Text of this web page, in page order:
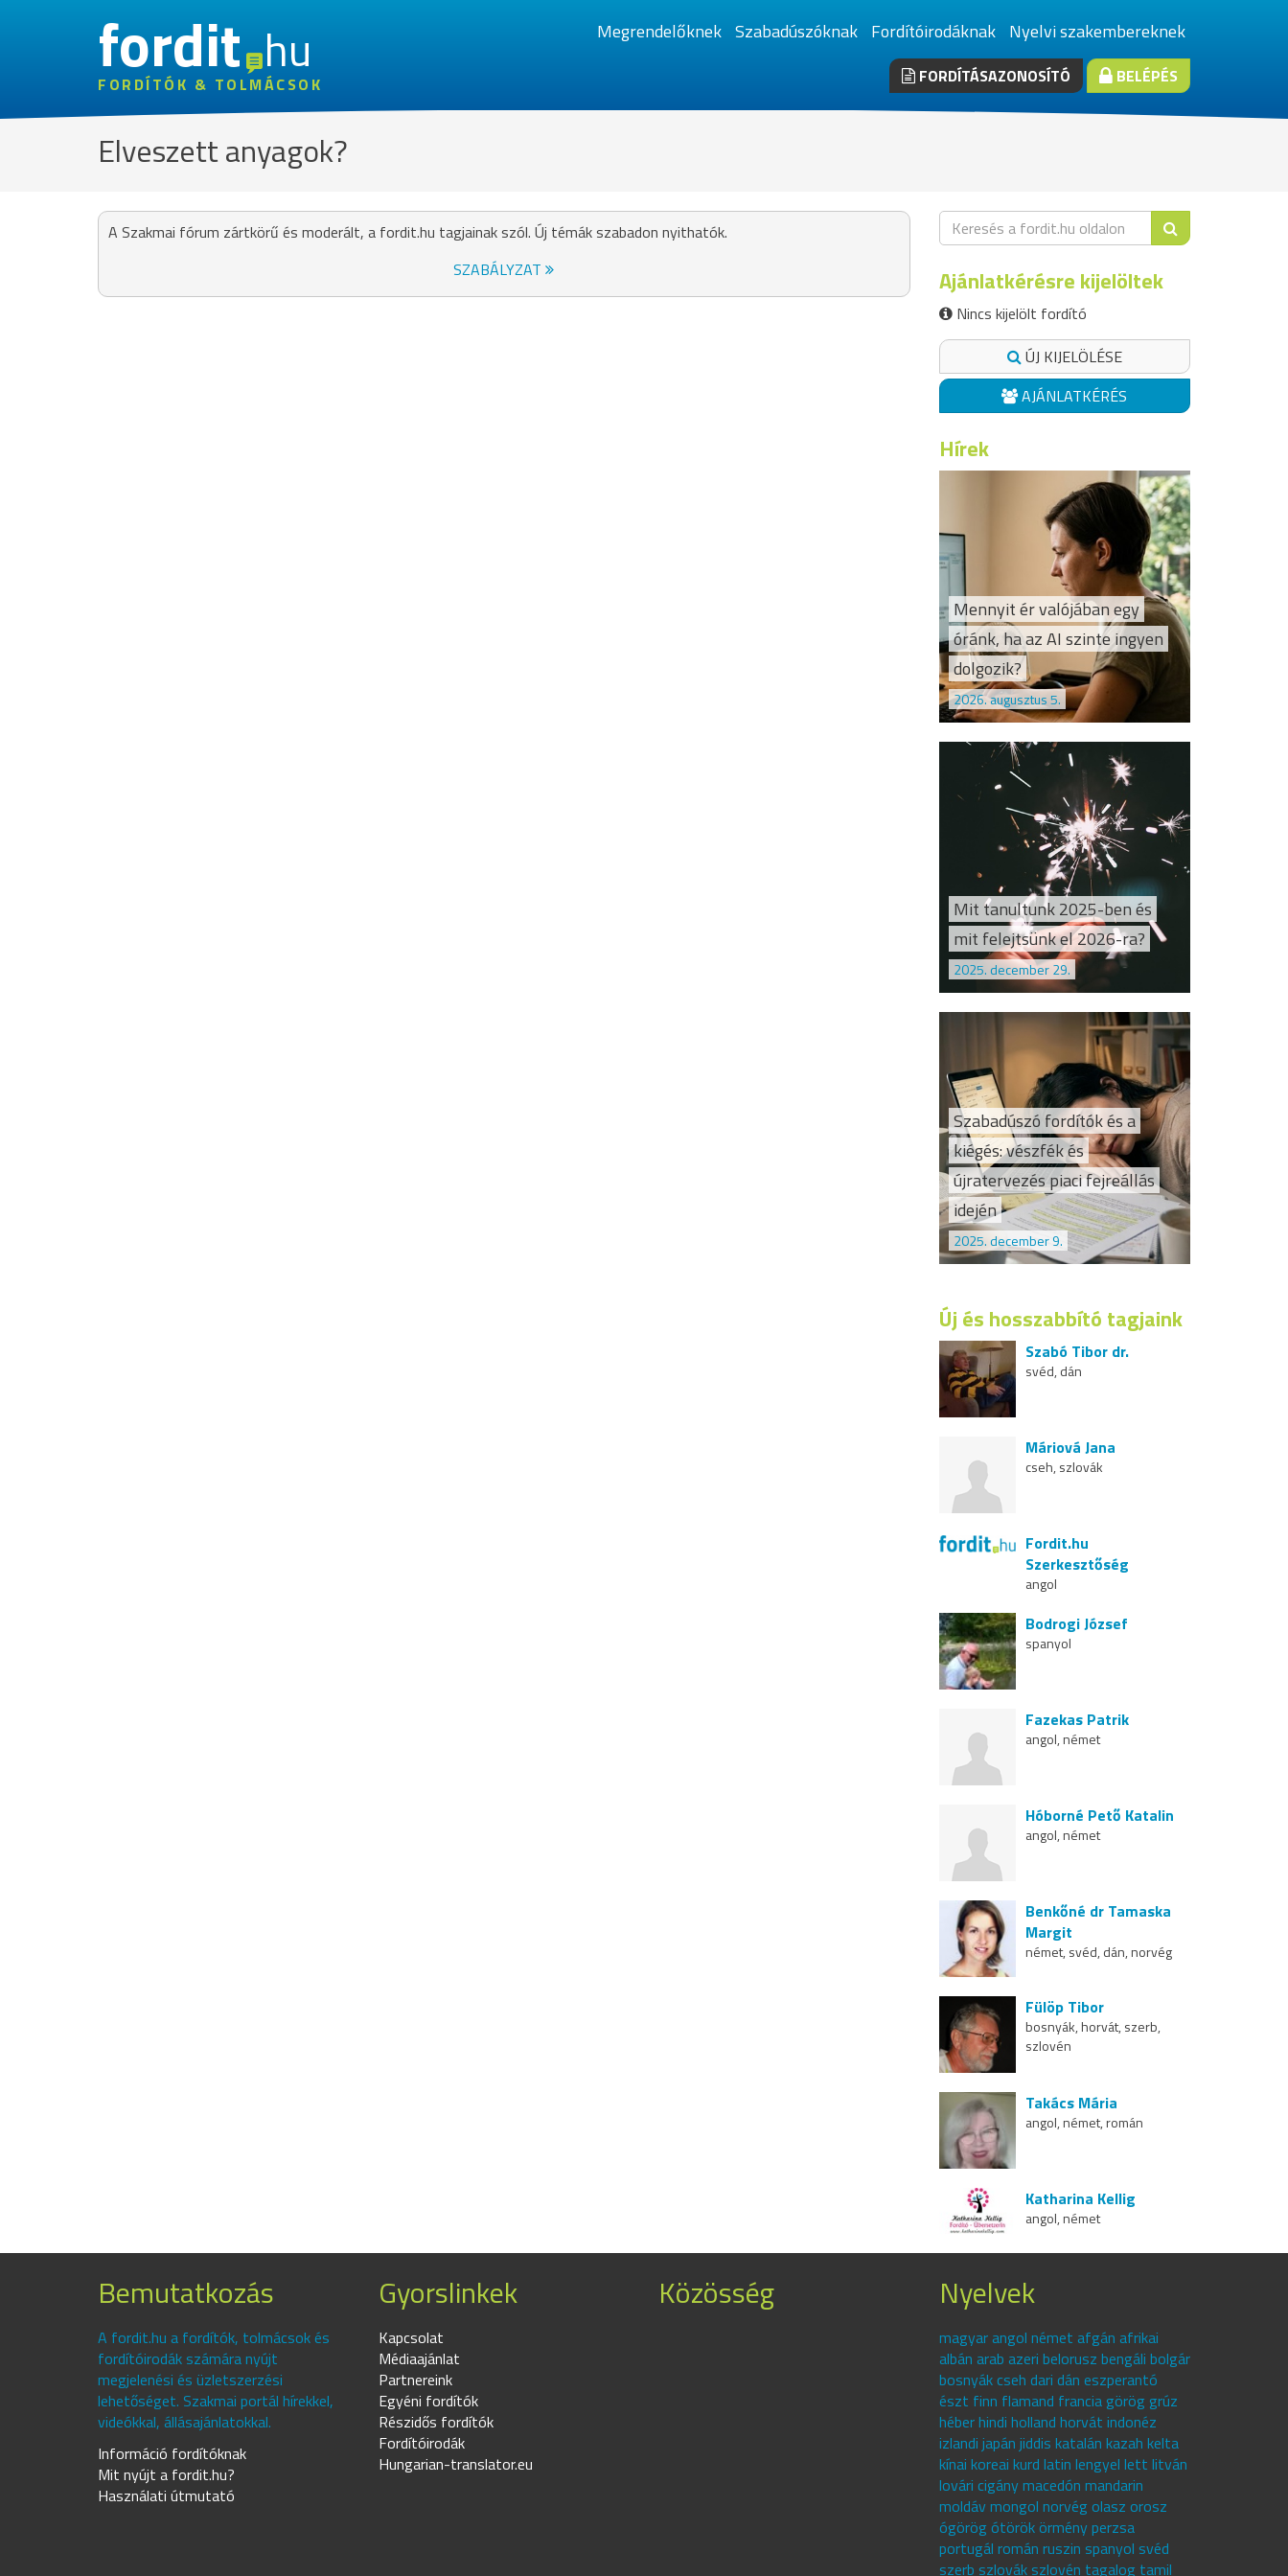
fordithu
FORDÍTÓK & TOLMÁCSOK
Megrendelőknek Szabadúszóknak Fordítóirodáknak Nyelvi szakembereknek
FORDÍTÁSAZONOSÍTÓ BELÉPÉS
Elveszett anyagok?
A Szakmai fórum zártkörű és moderált, a fordit.hu tagjainak szól. Új témák szabadon nyithatók.
SZABÁLYZAT
Ajánlatkérésre kijelöltek
Nincs kijelölt fordító
ÚJ KIJELÖLÉSE
AJÁNLATKÉRÉS
Hírek
Mennyit ér valójában egy
óránk, ha az AI szinte ingyen
dolgozik?
2026. augusztus 5.
Mit tanultunk 2025-ben és
mit felejtsünk el 2026-ra?
2025. december 29.
Szabadúszó fordítók és a
kiégés: vészfék és
újratervezés piaci fejreállás
idején
2025. december 9.
Új és hosszabbító tagjaink
Szabó Tibor dr.
svéd, dán
Máriová Jana
cseh, szlovák
Fordit.hu
Szerkesztőség
angol
Bodrogi József
spanyol
Fazekas Patrik
angol, német
Hóborné Pető Katalin
angol, német
Benkőné dr Tamaska
Margit
német, svéd, dán, norvég
Fülöp Tibor
bosnyák, horvát, szerb,
szlovén
Takács Mária
angol, német, román
Katharina Kellig
angol, német
Bemutatkozás
A fordit.hu a fordítók, tolmácsok és
fordítóirodák számára nyújt
megjelenési és üzletszerzési
lehetőséget. Szakmai portál hírekkel,
videókkal, állásajánlatokkal.
Információ fordítóknak
Mit nyújt a fordit.hu?
Használati útmutató
Gyorslinkek
Kapcsolat
Médiaajánlat
Partnereink
Egyéni fordítók
Részidős fordítók
Fordítóirodák
Hungarian-translator.eu
Közösség Nyelvek
magyar angol német afgán afrikai
albán arab azeri belorusz bengáli bolgár
bosnyák cseh dari dán eszperantó
észt finn flamand francia görög grúz
héber hindi holland horvát indonéz
izlandi japán jiddis katalán kazah kelta
kínai koreai kurd latin lengyel lett litván
lovári cigány macedón mandarin
moldáv mongol norvég olasz orosz
ógörög ótörök örmény perzsa
portugál román ruszin spanyol svéd
szerb szlovák szlovén tagalog tamil